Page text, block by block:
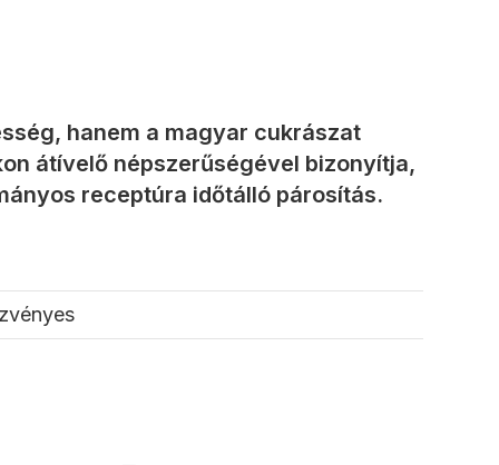
hanem a magyar cukrászat
átívelő népszerűségével bizonyítja,
receptúra időtálló párosítás.